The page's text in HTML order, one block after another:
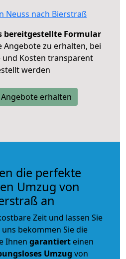
Neuss nach Bierstraß
bereitgestellte Formular
Angebote zu erhalten, bei
und Kosten transparent
werden
erhalten
die perfekte
Umzug von
an
Zeit und lassen Sie
bekommen Sie die
Ihnen garantiert einen
Umzug von